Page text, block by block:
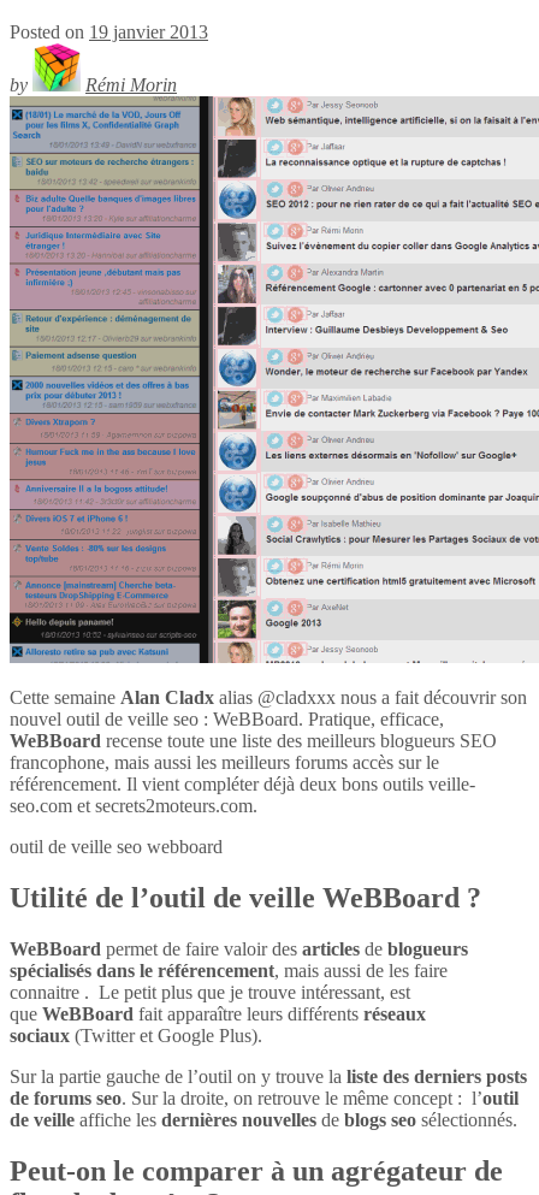
Posted on 19 janvier 2013
by Rémi Morin
Cette semaine Alan Cladx alias @cladxxx nous a fait découvrir son
nouvel outil de veille seo : WeBBoard. Pratique, efficace,
WeBBoard recense toute une liste des meilleurs blogueurs SEO
francophone, mais aussi les meilleurs forums accès sur le
référencement. Il vient compléter déjà deux bons outils veille-
seo.com et secrets2moteurs.com.
outil de veille seo webboard
Utilité de l’outil de veille WeBBoard ?
WeBBoard permet de faire valoir des articles de blogueurs
spécialisés dans le référencement, mais aussi de les faire
connaitre . Le petit plus que je trouve intéressant, est
que WeBBoard fait apparaître leurs différents réseaux
sociaux (Twitter et Google Plus).
Sur la partie gauche de l’outil on y trouve la liste des derniers posts
de forums seo. Sur la droite, on retrouve le même concept : l’outil
de veille affiche les dernières nouvelles de blogs seo sélectionnés.
Peut-on le comparer à un agrégateur de